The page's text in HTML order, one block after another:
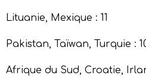
Lituanie, Mexique : 11
Pakistan, Taïwan, Turquie :
Afrique du Sud, Croatie,